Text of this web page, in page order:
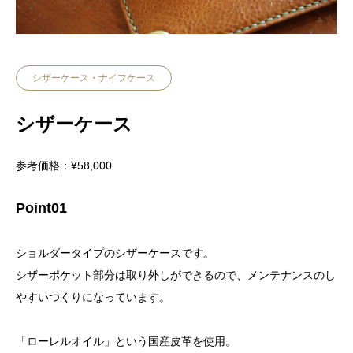
シザーケース・ナイフケース
シザーケース
参考価格：¥58,000
Point01
ショルダータイプのシザーケースです。
シザーポケット部分は取り外しができるので、メンテナンスのし
やすいつくりになっています。
「ローレルオイル」という国産皮革を使用。